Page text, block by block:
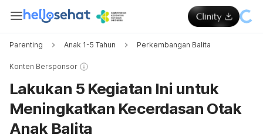
Parenting Anak 1-5 Tahun Perkembangan Balita
Konten Bersponsor
Lakukan 5 Kegiatan Ini untuk
Meningkatkan Kecerdasan Otak
Anak Balita